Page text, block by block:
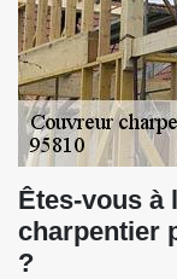
Êtes-vous à
charpentier
?